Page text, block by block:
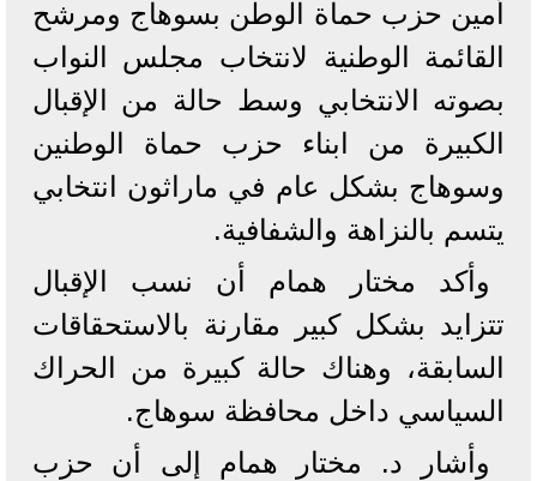
أمين حزب حماة الوطن بسوهاج ومرشح
القائمة الوطنية لانتخاب مجلس النواب
بصوته الانتخابي وسط حالة من الإقبال
الكبيرة من ابناء حزب حماة الوطنين
وسوهاج بشكل عام في ماراثون انتخابي
يتسم بالنزاهة والشفافية.
وأكد مختار همام أن نسب الإقبال
تتزايد بشكل كبير مقارنة بالاستحقاقات
السابقة، وهناك حالة كبيرة من الحراك
السياسي داخل محافظة سوهاج.
وأشار د. مختار همام إلى أن حزب